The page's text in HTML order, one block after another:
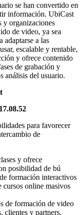
se han convertido en
información. UbiCast
y organizaciones
de video, ya sea
adaptarse a las
escalable y rentable,
y ofrece contenido
de grabación y
análisis del usuario.
para favorecer
de
y ofrece
posibilidad de bú
formación interactivos
cursos online masivos
de formación de video
clientes y partners.